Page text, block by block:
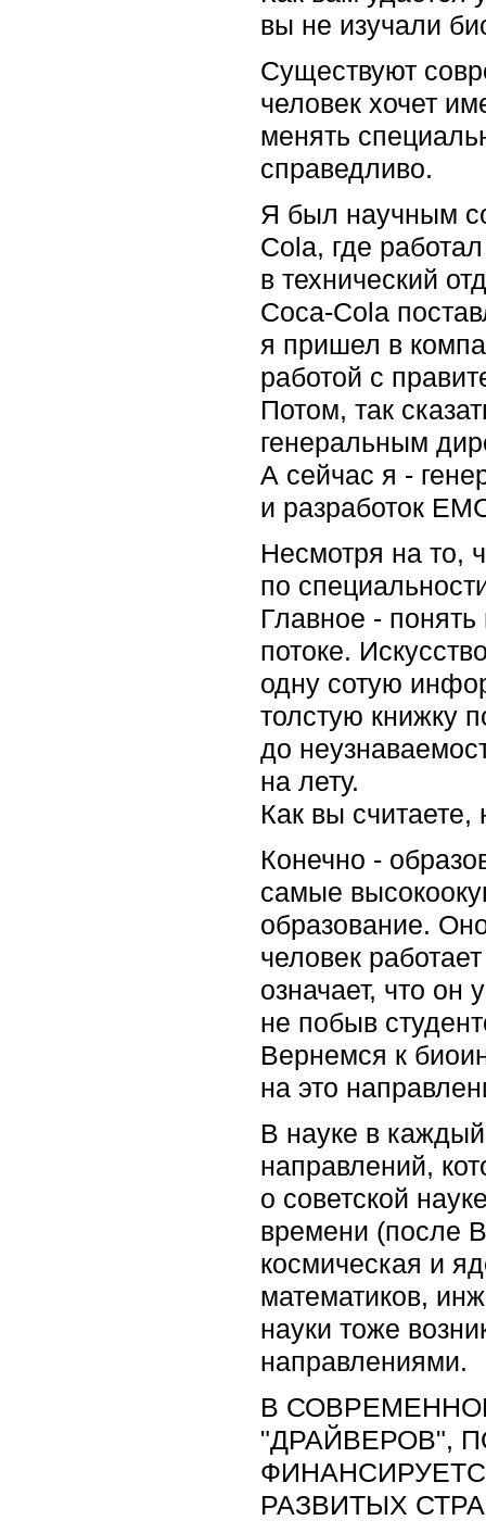
вы не изучали
Существуют
человек хочет
менять
справедливо.
Я был научным
Cola, где
в технический
Coca-Cola
я пришел в
работой с
Потом, так
генеральным
А сейчас я -
и разработок
Несмотря на то,
по
Главное -
потоке.
одну сотую
толстую книжку
до
на лету.
Как вы
Конечно -
самые
образование.
человек
означает, что он
не побыв
Вернемся к
на это
В науке в
направлений,
о советской
времени (после
космическая и
математиков,
науки тоже
направлениями.
В
"ДРАЙВЕРОВ",
РАЗВИТЫХ